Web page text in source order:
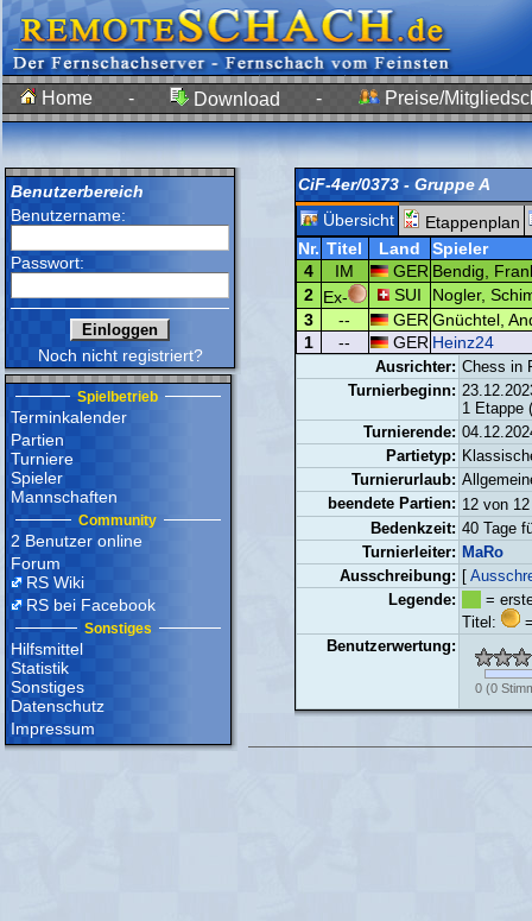
Home - Download - Preise/
Benutzerbereich
Benutzername:
Passwort:
Noch nicht registriert?
Spielbetrieb
Terminkalender
Partien
Turniere
Spieler
Mannschaften
Community
2 Benutzer online
Forum
RS Wiki
RS bei Facebook
Sonstiges
Hilfsmittel
Statistik
Sonstiges
Datenschutz
Impressum
CiF-4er/0373 - Gruppe A
Übersicht
Etappenplan
Nr. Titel Land
Spieler
4
IM GER Bendig,
2 Ex- SUI
Nogler,
3
-- GER Gnüchtel,
1
-- GER Heinz24
Ausrichter: Chess in
Turnierbeginn:
1 Etappe
Turnierende:
Partietyp:
Turnierurlaub:
beendete Partien: 12 von
Bedenkzeit: 40 Tage
Turnierleiter: MaRo
Ausschreibung: [
Legende:
=
Titel:
=
Benutzerwertung:
0(0